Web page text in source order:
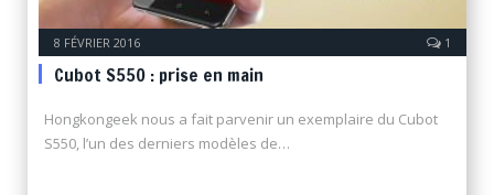
8 FÉVRIER 2016 1
Cubot S550 : prise en main
Hongkongeek nous a fait parvenir un exemplaire du Cubot
S550, l’un des derniers modèles de…